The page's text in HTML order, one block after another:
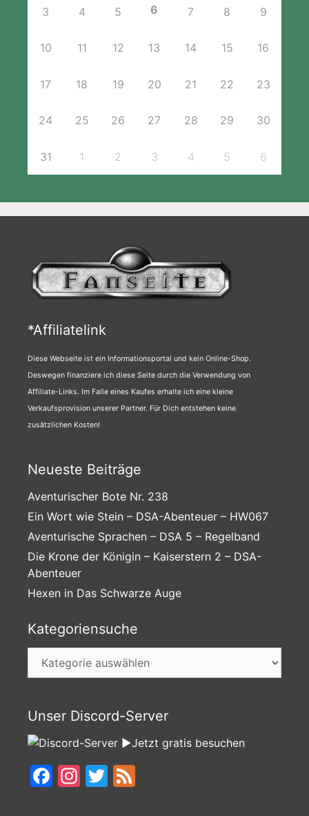
3 4 5 6 7 8 9
10 11 12 13 14 15 16
17 18 19 20 21 22 23
24 25 26 27 28 29 30
31 1 2 3 4 5 6
*Affiliatelink
Diese Webseite ist ein Informationsportal und kein Online-Shop.
Deswegen finanziere ich diese Seite durch die Verwendung von
Affiliate-Links. Im Falle eines Kaufes erhalte ich eine kleine
Verkaufsprovision unserer Partner. Für Dich entstehen keine
zusätzlichen Kosten!
Neueste Beiträge
Aventurischer Bote Nr. 238
Ein Wort wie Stein – DSA-Abenteuer – HW067
Aventurische Sprachen – DSA 5 – Regelband
Die Krone der Königin – Kaiserstern 2 – DSA-
Abenteuer
Hexen in Das Schwarze Auge
Kategoriensuche
Kategoriensuche
Unser Discord-Server
►Jetzt gratis besuchen
Facebook
Instagram
Twitter